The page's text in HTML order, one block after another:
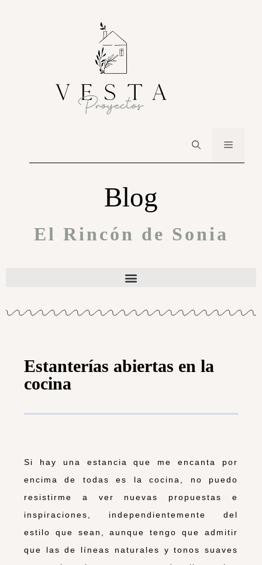
Blog
El Rincón de Sonia
Estanterías abiertas en la
cocina
Si hay una estancia que me encanta por
encima de todas es la cocina, no puedo
resistirme a ver nuevas propuestas e
inspiraciones, independientemente del
estilo que sean, aunque tengo que admitir
que las de líneas naturales y tonos suaves